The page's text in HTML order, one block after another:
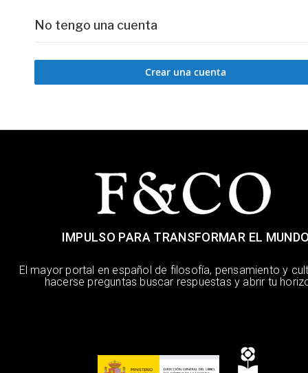
No tengo una cuenta
Crear una cuenta
IMPULSO PARA TRANSFORMAR EL
El mayor portal en español de filosofía, pensamiento y
hacerse preguntas buscar respuestas y abrir tu